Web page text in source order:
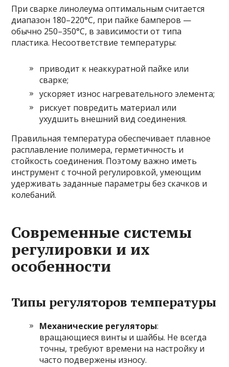
При сварке линолеума оптимальным считается
диапазон 180–220°C, при пайке бамперов —
обычно 250–350°C, в зависимости от типа
пластика. Несоответствие температуры:
приводит к неаккуратной пайке или
сварке;
ускоряет износ нагревательного элемента;
рискует повредить материал или
ухудшить внешний вид соединения.
Правильная температура обеспечивает плавное
расплавление полимера, герметичность и
стойкость соединения. Поэтому важно иметь
инструмент с точной регулировкой, умеющим
удерживать заданные параметры без скачков и
колебаний.
Современные системы
регулировки и их
особенности
Типы регуляторов температуры
Механические регуляторы:
вращающиеся винты и шайбы. Не всегда
точны, требуют времени на настройку и
часто подвержены износу.